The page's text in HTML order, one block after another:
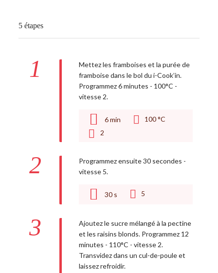
5 étapes
1
Mettez les framboises et la purée de
framboise dans le bol du i-Cook’in.
Programmez 6 minutes - 100°C -
vitesse 2.
6min
100 °C
2
2
Programmez ensuite 30 secondes -
vitesse 5.
30 s 5
3
Ajoutez le sucre mélangé à la pectine
et les raisins blonds. Programmez 12
minutes - 110°C - vitesse 2.
Transvidez dans un cul-de-poule et
laissez refroidir.